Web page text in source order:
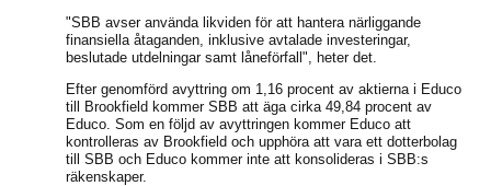
"SBB avser använda likviden för att hantera närliggande
finansiella åtaganden, inklusive avtalade investeringar,
beslutade utdelningar samt låneförfall", heter det.
Efter genomförd avyttring om 1,16 procent av aktierna i Educo
till Brookfield kommer SBB att äga cirka 49,84 procent av
Educo. Som en följd av avyttringen kommer Educo att
kontrolleras av Brookfield och upphöra att vara ett dotterbolag
till SBB och Educo kommer inte att konsolideras i SBB:s
räkenskaper.